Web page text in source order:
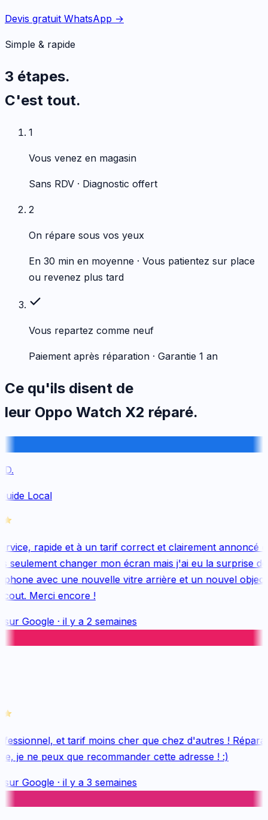
Devis gratuit WhatsApp →
Simple & rapide
3 étapes.
C'est tout.
1
Vous venez en magasin
Sans RDV · Diagnostic offert
2
On répare sous vos yeux
En 30 min en moyenne · Vous patientez sur place
ou revenez plus tard
Vous repartez comme neuf
Paiement après réparation · Garantie 1 an
Ce qu'ils disent de
leur Oppo Watch X2 réparé.
Local
rapide et à un tarif correct et clairement annoncé
seulement changer mon écran mais j'ai eu la surprise de
avec une nouvelle vitre arrière et un nouvel
Merci encore !
Google· il y a 2 semaines
et tarif moins cher que chez d'autres !
je ne peux que recommander cette adresse ! :)
Google· il y a 3 semaines